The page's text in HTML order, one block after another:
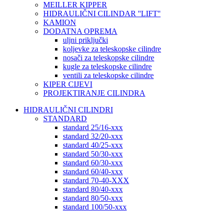
MEILLER KIPPER
HIDRAULIČNI CILINDAR ''LIFT''
KAMION
DODATNA OPREMA
uljni priključki
koljevke za teleskopske cilindre
nosači za teleskopske cilindre
kugle za teleskopske cilindre
ventili za teleskopske cilindre
KIPER CIJEVI
PROJEKTIRANJE CILINDRA
HIDRAULIČNI CILINDRI
STANDARD
standard 25/16-xxx
standard 32/20-xxx
standard 40/25-xxx
standard 50/30-xxx
standard 60/30-xxx
standard 60/40-xxx
standard 70-40-XXX
standard 80/40-xxx
standard 80/50-xxx
standard 100/50-xxx